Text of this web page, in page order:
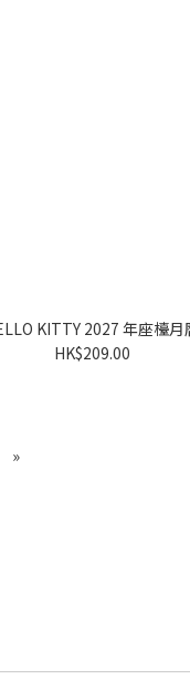
HELLO KITTY 2027 年座檯
HK$209.00
»